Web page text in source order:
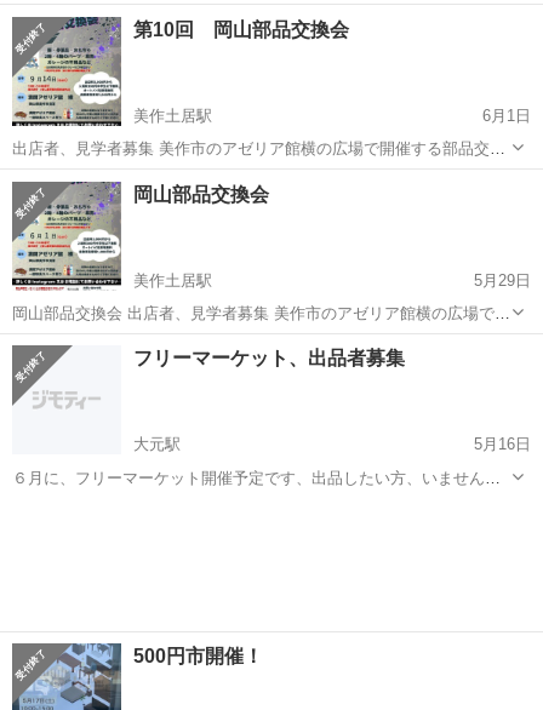
催する部品交換会、ガレージセールになります。 バイク、自動車部
品、骨董など、持ち寄り開催します。 お宝掘り出し物など探しに来て
ください！ 記念の第10回...
岡山 美作市 美作落合駅 フリーマーケット
第10回 岡山部品交換会
美作土居駅
6月1日
出店者、見学者募集 美作市のアゼリア館横の広場で開催する部品交換
会、ガレージセールになります。 バイク、自動車部品、骨董など、持
ち寄り開催します。 お宝掘り出し物など探しに来てください！ 第10回
目の開催になります。 9...
岡山 美作市 美作土居駅
岡山部品交換会
美作土居駅
5月29日
岡山部品交換会 出店者、見学者募集 美作市のアゼリア館横の広場で開
催する部品交換会、ガレージセールになります。 バイク、自動車部
品、骨董など、持ち寄り開催します。 お宝掘り出し物など探しに来て
岡山 美作土居駅 フリーマーケット
フリーマーケット、出品者募集
大元駅
5月16日
６月に、フリーマーケット開催予定です、出品したい方、いません
500円市開催！